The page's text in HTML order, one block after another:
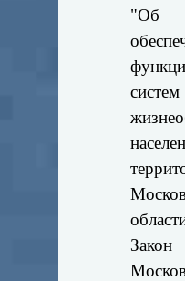
"Об
систем
Закон